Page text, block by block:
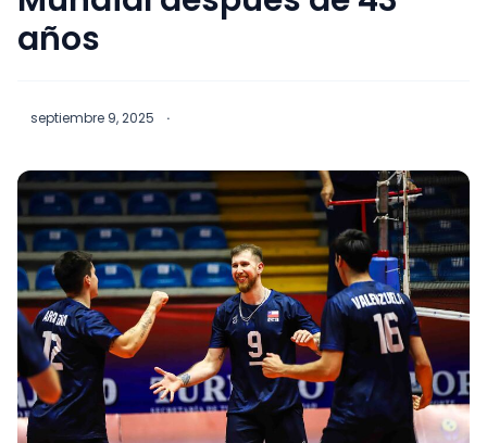
años
septiembre 9, 2025 ·